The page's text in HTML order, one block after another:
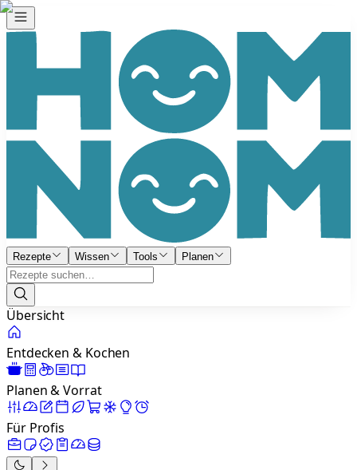
Rezepte Wissen Tools Planen
Übersicht
Entdecken & Kochen
Planen & Vorrat
Für Profis